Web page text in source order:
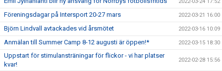
Föreningsdagar på Intersport 20-27 mars 2022-03-21 16:00
Björn Lindvall avtackades vid årsmötet 2022-03-16 10:09
Anmälan till Summer Camp 8-12 augusti är öppen!* 2022-03-15 18:30
Uppstart för stimulansträningar för flickor - vi har platser
kvar!
2022-02-28 15:56